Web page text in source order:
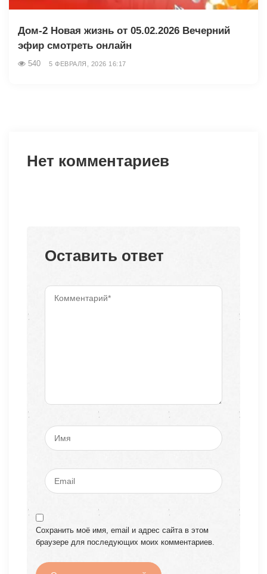
Дом-2 Новая жизнь от 05.02.2026 Вечерний
эфир смотреть онлайн
540 5 ФЕВРАЛЯ, 2026 16:17
Нет комментариев
Оставить ответ
Сохранить моё имя, email и адрес сайта в этом
браузере для последующих моих комментариев.